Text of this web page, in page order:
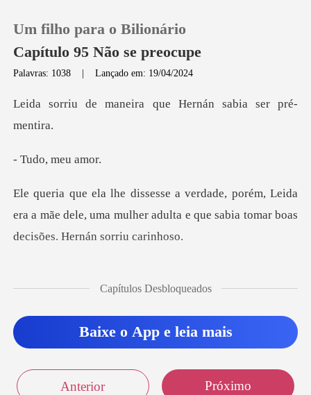
0
Um filho para o Bilionário
Capítulo 95 Não se preocupe
Palavras: 1038 |Lançado em: 19/04/2024
eira que Hernán sab
, meu
Leida
era a mãe dele, uma mulher adulta e que sa
aparecer, eu prometo que fa
Capítulos Desbloqueados
Baixe o App e leia mais
Anterior Próximo